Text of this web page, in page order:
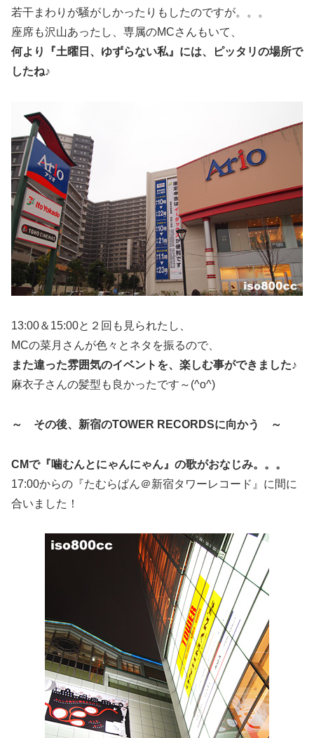
若干まわりが騒がしかったりもしたのですが。。。
座席も沢山あったし、専属のMCさんもいて、
何より『土曜日、ゆずらない私』には、ピッタリの場所で
したね♪
13:00＆15:00と２回も見られたし、
MCの菜月さんが色々とネタを振るので、
また違った雰囲気のイベントを、楽しむ事ができました♪
麻衣子さんの髪型も良かったです～(^o^)
～ その後、新宿のTOWER RECORDSに向かう ～
CMで『噛むんとにゃんにゃん』の歌がおなじみ。。。
17:00からの『たむらぱん＠新宿タワーレコード』に間に
合いました！